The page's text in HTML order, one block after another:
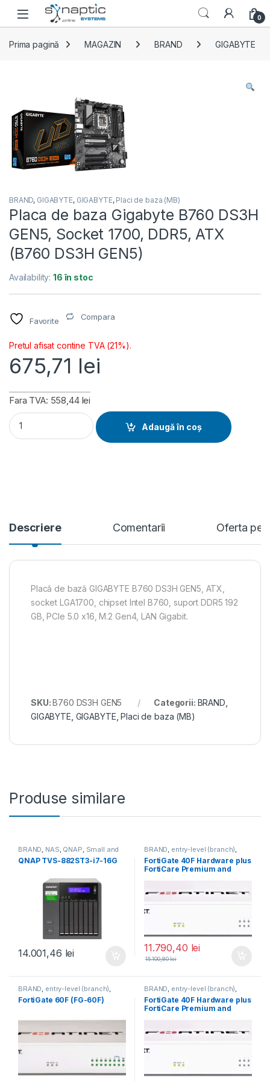
Skip to navigation
Skip to content
Open 0
Prima pagină MAGAZIN BRAND GIGABYTE
BRAND, GIGABYTE, GIGABYTE, Placi de baza (MB)
Placa de baza Gigabyte B760 DS3H
GEN5, Socket 1700, DDR5, ATX
(B760 DS3H GEN5)
Availability:16 în stoc
Favorite Compara
Pretul afisat contine TVA (21%).
675,71 lei
Fara TVA: 558,44 lei
Placa de baza Gigabyte B760 DS3H GEN5, Socket 1700,
Adaugă în coș
Descriere Comentarii Oferta
Placă de bază GIGABYTE B760 DS3H GEN5, ATX,
socket LGA1700, chipset Intel B760, suport DDR5 192
GB, PCIe 5.0 x16, M.2 Gen4, LAN Gigabit.
SKU:B760 DS3H GEN5 Categorii: BRAND
GIGABYTE GIGABYTE ,Placi de baza (MB)
Produse similare
BRAND, NAS, QNAP, Small and
Midsize Business,Tower QNAP
NAS
QNAP TVS-882ST3-i7-16G
14.001,46 lei
BRAND, entry-level (branch),
FortiGate FortiGate 40F
Fortinet,Fortinet,
Router&Firewall
FortiGate 40F Hardware plus
FortiCare Premium and
40F-BDL-950-60)
11.790,40 lei
15.100,80lei
BRAND entry-level (branch)
FortiGate FortiGate 60F
Fortinet,Fortinet,
FortiGate 60F (FG-60F)
BRAND entry-level (branch)
FortiGate FortiGate 40F
Fortinet,Fortinet,
Router&Firewall
FortiGate 40F Hardware plus
FortiCare Premium and
BDL-809-60)